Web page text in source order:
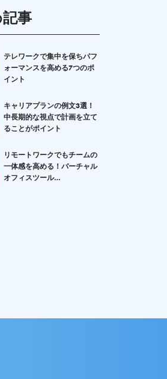
事
テレワークで集中を保ちパフ
ォーマンスを高める7つのポ
イント
キャリアプランの例文3選！
中長期的な視点で計画を立て
ることがポイント
リモートワークでもチームの
一体感を高める！バーチャル
オフィスツール